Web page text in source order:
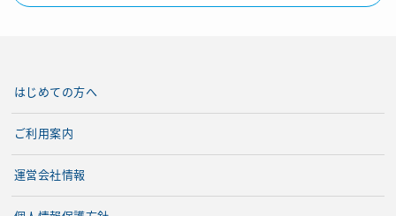
はじめての方へ
ご利用案内
運営会社情報